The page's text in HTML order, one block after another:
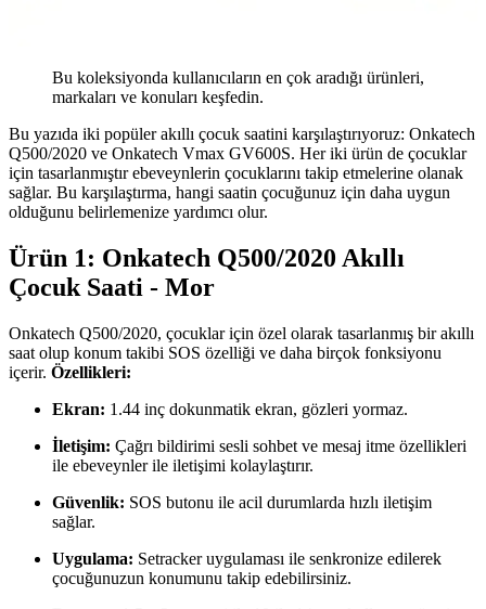
Bu koleksiyonda kullanıcıların en çok aradığı ürünleri,
markaları ve konuları keşfedin.
Bu yazıda iki popüler akıllı çocuk saatini karşılaştırıyoruz: Onkatech
Q500/2020 ve Onkatech Vmax GV600S. Her iki ürün de çocuklar
için tasarlanmıştır ebeveynlerin çocuklarını takip etmelerine olanak
sağlar. Bu karşılaştırma, hangi saatin çocuğunuz için daha uygun
olduğunu belirlemenize yardımcı olur.
Ürün 1: Onkatech Q500/2020 Akıllı
Çocuk Saati - Mor
Onkatech Q500/2020, çocuklar için özel olarak tasarlanmış bir akıllı
saat olup konum takibi SOS özelliği ve daha birçok fonksiyonu
içerir. Özellikleri:
Ekran: 1.44 inç dokunmatik ekran, gözleri yormaz.
İletişim: Çağrı bildirimi sesli sohbet ve mesaj itme özellikleri
ile ebeveynler ile iletişimi kolaylaştırır.
Güvenlik: SOS butonu ile acil durumlarda hızlı iletişim
sağlar.
Uygulama: Setracker uygulaması ile senkronize edilerek
çocuğunuzun konumunu takip edebilirsiniz.